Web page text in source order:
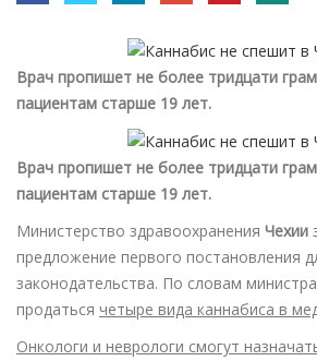
Врач пропишет не более тридцати
пациентам старше 19 лет.
Врач пропишет не более тридцати
пациентам старше 19 лет.
Министерство здравоохранения Чехии
предложение первого постановления
законодательства. По словам
продаться четыре вида каннабиса в
Онкологи и неврологи смогут